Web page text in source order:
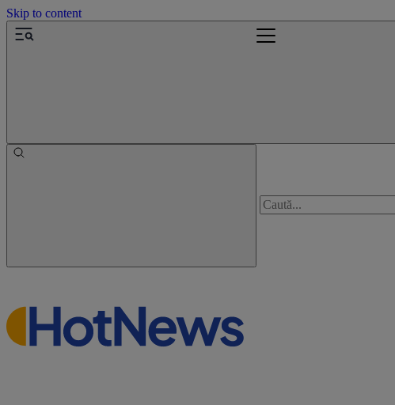
Skip to content